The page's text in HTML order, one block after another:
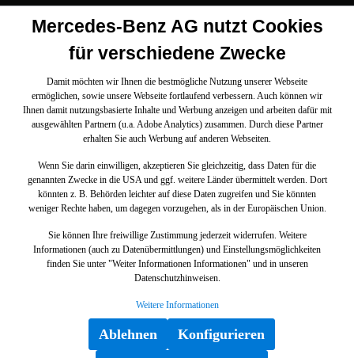
Mercedes-Benz AG nutzt Cookies
für verschiedene Zwecke
Damit möchten wir Ihnen die bestmögliche Nutzung unserer Webseite
ermöglichen, sowie unsere Webseite fortlaufend verbessern. Auch können wir
Ihnen damit nutzungsbasierte Inhalte und Werbung anzeigen und arbeiten dafür mit
ausgewählten Partnern (u.a. Adobe Analytics) zusammen. Durch diese Partner
erhalten Sie auch Werbung auf anderen Webseiten.
Wenn Sie darin einwilligen, akzeptieren Sie gleichzeitig, dass Daten für die
genannten Zwecke in die USA und ggf. weitere Länder übermittelt werden. Dort
könnten z. B. Behörden leichter auf diese Daten zugreifen und Sie könnten
weniger Rechte haben, um dagegen vorzugehen, als in der Europäischen Union.
Sie können Ihre freiwillige Zustimmung jederzeit widerrufen. Weitere
Informationen (auch zu Datenübermittlungen) und Einstellungsmöglichkeiten
finden Sie unter "Weiter Informationen Informationen" und in unseren
Datenschutzhinweisen.
Weitere Informationen
Ablehnen Konfigurieren